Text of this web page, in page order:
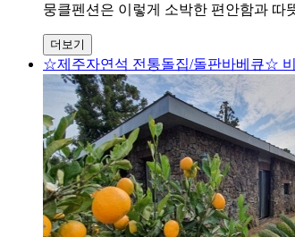
뭉클펜션은 이렇게 소박한 편안함과 따
더보기
☆제주자연석 전통돌집/돌판바베큐☆